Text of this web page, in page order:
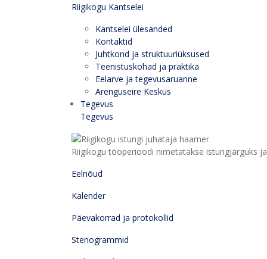
Riigikogu Kantselei
Kantselei ülesanded
Kontaktid
Juhtkond ja struktuuriüksused
Teenistuskohad ja praktika
Eelarve ja tegevusaruanne
Arenguseire Keskus
Tegevus
Tegevus
Riigikogu tööperioodi nimetatakse istungjärguks
Eelnõud
Kalender
Päevakorrad ja protokollid
Stenogrammid